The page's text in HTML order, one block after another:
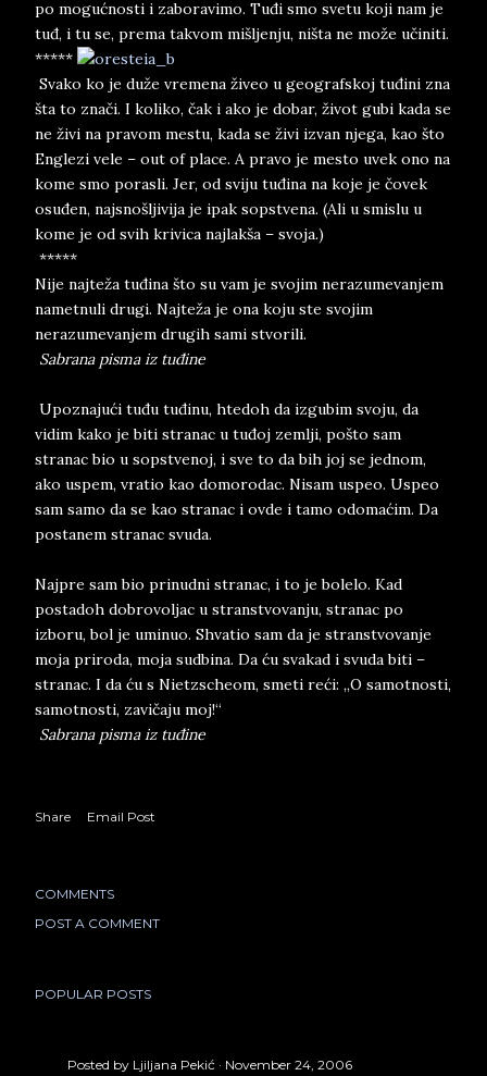
po mogućnosti i zaboravimo. Tuđi smo svetu koji nam je
tuđ, i tu se, prema takvom mišljenju, ništa ne može učiniti.
*****
Svako ko je duže vremena živeo u geografskoj tuđini zna
šta to znači. I koliko, čak i ako je dobar, život gubi kada se
ne živi na pravom mestu, kada se živi izvan njega, kao što
Englezi vele – out of place. A pravo je mesto uvek ono na
kome smo porasli. Jer, od sviju tuđina na koje je čovek
osuđen, najsnošljivija je ipak sopstvena. (Ali u smislu u
kome je od svih krivica najlakša – svoja.)
*****
Nije najteža tuđina što su vam je svojim nerazumevanjem
nametnuli drugi. Najteža je ona koju ste svojim
nerazumevanjem drugih sami stvorili.
Sabrana pisma iz tuđine
Upoznajući tuđu tuđinu, htedoh da izgubim svoju, da
vidim kako je biti stranac u tuđoj zemlji, pošto sam
stranac bio u sopstvenoj, i sve to da bih joj se jednom,
ako uspem, vratio kao domorodac. Nisam uspeo. Uspeo
sam samo da se kao stranac i ovde i tamo odomaćim. Da
postanem stranac svuda.
Najpre sam bio prinudni stranac, i to je bolelo. Kad
postadoh dobrovoljac u stranstvovanju, stranac po
izboru, bol je uminuo. Shvatio sam da je stranstvovanje
moja priroda, moja sudbina. Da ću svakad i svuda biti –
stranac. I da ću s Nietzscheom, smeti reći: „O samotnosti,
samotnosti, zavičaju moj!“
Sabrana pisma iz tuđine
Share Email Post
COMMENTS
POST A COMMENT
POPULAR POSTS
Posted by Ljiljana Pekić November 24, 2006